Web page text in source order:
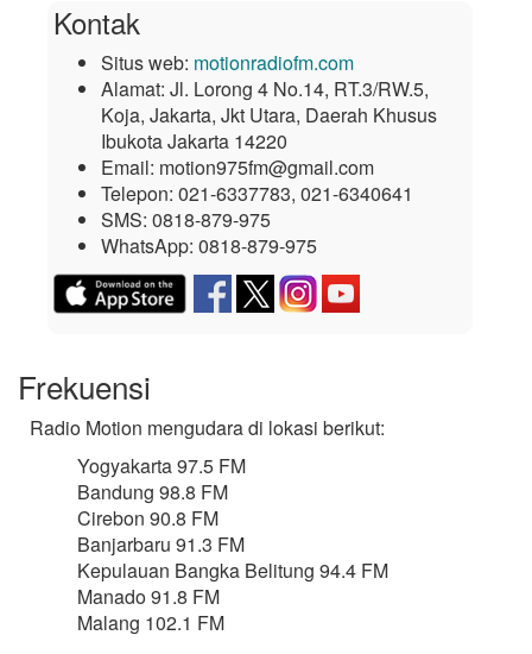
Kontak
Situs web: motionradiofm.com
Alamat: Jl. Lorong 4 No.14, RT.3/RW.5,
Koja, Jakarta, Jkt Utara, Daerah Khusus
Ibukota Jakarta 14220
Email: motion975fm@gmail.com
Telepon: 021-6337783, 021-6340641
SMS: 0818-879-975
WhatsApp: 0818-879-975
Frekuensi
Radio Motion mengudara di lokasi berikut:
Yogyakarta 97.5 FM
Bandung 98.8 FM
Cirebon 90.8 FM
Banjarbaru 91.3 FM
Kepulauan Bangka Belitung 94.4 FM
Manado 91.8 FM
Malang 102.1 FM